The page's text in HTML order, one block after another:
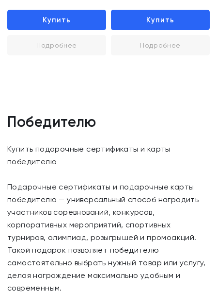
Купить
Подробнее
Купить
Подробнее
Победителю
Купить подарочные сертификаты и карты
победителю
Подарочные сертификаты и подарочные карты
победителю — универсальный способ наградить
участников соревнований, конкурсов,
корпоративных мероприятий, спортивных
турниров, олимпиад, розыгрышей и промоакций.
Такой подарок позволяет победителю
самостоятельно выбрать нужный товар или услугу,
делая награждение максимально удобным и
современным.